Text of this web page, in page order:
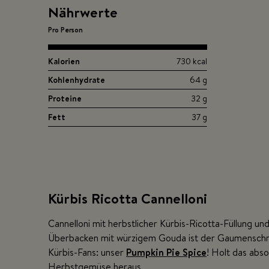
Nährwerte
Pro Person
Kalorien
730 kcal
Kohlenhydrate
64 g
Proteine
32 g
Fett
37 g
Kürbis Ricotta Cannelloni
Cannelloni mit herbstlicher Kürbis-Ricotta-Füllung
Überbacken mit würzigem Gouda ist der
Kürbis-Fans: unser Pumpkin Pie Spice! Holt das